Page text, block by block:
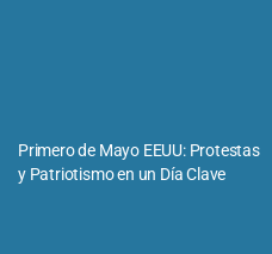
Primero de Mayo EEUU: Protestas
y Patriotismo en un Día Clave